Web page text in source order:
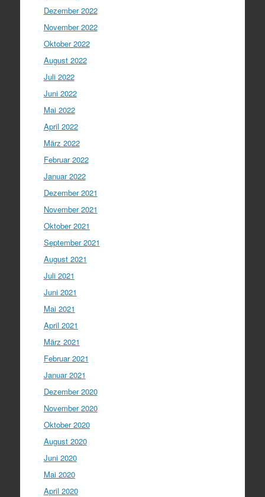
Dezember 2022
November 2022
Oktober 2022
August 2022
Juli 2022
Juni 2022
Mai 2022
April 2022
März 2022
Februar 2022
Januar 2022
Dezember 2021
November 2021
Oktober 2021
September 2021
August 2021
Juli 2021
Juni 2021
Mai 2021
April 2021
März 2021
Februar 2021
Januar 2021
Dezember 2020
November 2020
Oktober 2020
August 2020
Juni 2020
Mai 2020
April 2020